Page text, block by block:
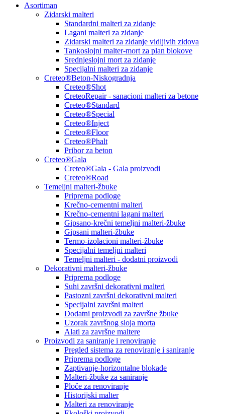
Asortiman
Zidarski malteri
Standardni malteri za zidanje
Lagani malteri za zidanje
Zidarski malteri za zidanje vidljivih zidova
Tankoslojni malter-mort za plan blokove
Srednjeslojni mort za zidanje
Specijalni malteri za zidanje
Creteo®Beton-Niskogradnja
Creteo®Shot
CreteoRepair - sanacioni malteri za betone
Creteo®Standard
Creteo®Special
Creteo®Inject
Creteo®Floor
Creteo®Phalt
Pribor za beton
Creteo®Gala
Creteo®Gala - Gala proizvodi
Creteo®Road
Temeljni malteri-žbuke
Priprema podloge
Krečno-cementni malteri
Krečno-cementni lagani malteri
Gipsano-krečni temeljni malteri-žbuke
Gipsani malteri-žbuke
Termo-izolacioni malteri-žbuke
Specijalni temeljni malteri
Temeljni malteri - dodatni proizvodi
Dekorativni malteri-žbuke
Priprema podloge
Suhi završni dekorativni malteri
Pastozni završni dekorativni malteri
Specijalni završni malteri
Dodatni proizvodi za završne žbuke
Uzorak završnog sloja morta
Alati za završne maltere
Proizvodi za saniranje i renoviranje
Pregled sistema za renoviranje i saniranje
Priprema podloge
Zaptivanje-horizontalne blokade
Malteri-žbuke za saniranje
Ploče za renoviranje
Historijski malter
Malteri za renoviranje